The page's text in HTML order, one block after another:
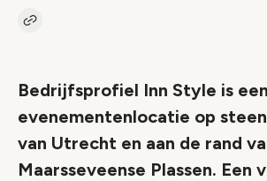
Kopieer link naar vacature
Bedrijfsprofiel Inn Style is een
evenementenlocatie op
van Utrecht en aan de rand
Maarsseveense Plassen. Een